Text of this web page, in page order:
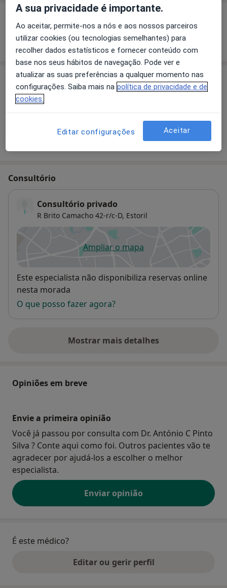
Experiência
Mostrar mais detalhes
sobre a experiência
Preços
Sem informação sobre serviços e preços
informação sobre serviços
Consultório
Consultório privado
R Brito Camacho 42-r/c-D, Estoril
Ampliar o mapaabre num novo separador
Disponibilidade
Este especialista não disponibiliza reservas online
nesta morada
O que posso fazer agora?
Mostrar mais detalhes
sobre o endereço
Opiniões em breve
Envie a primeira opinião
Você já passou por consulta com Dr. António C Pinto
Silva ? Conte aqui como foi. Outros pacientes vão te
agradecer por ajudá-los a escolher o melhor
especialista.
Enviar opinião
É este médico?
Editar ou gerir perfil
A sua privacidade é importante.
Ao aceitar, permite-nos a nós e aos nossos parceiros
utilizar cookies (ou tecnologias semelhantes) para
recolher dados estatísticos e fornecer conteúdo com
base nos seus hábitos de navegação. Pode ver e
atualizar as suas preferências a qualquer momento nas
configurações. Saiba mais na política de privacidade e de
cookies.
Editar configurações Aceitar